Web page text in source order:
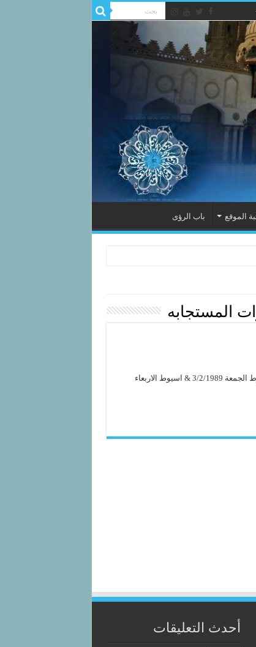
الموقع باب الرؤى
المستجابه
سهام الاصابة فى الدعوات المستجابه – طهطا – الاثنين 24/10/1988 & اسيوط الجمعة 3/2/1989 & اسيوط الاربعاء
أحدث التعليقات